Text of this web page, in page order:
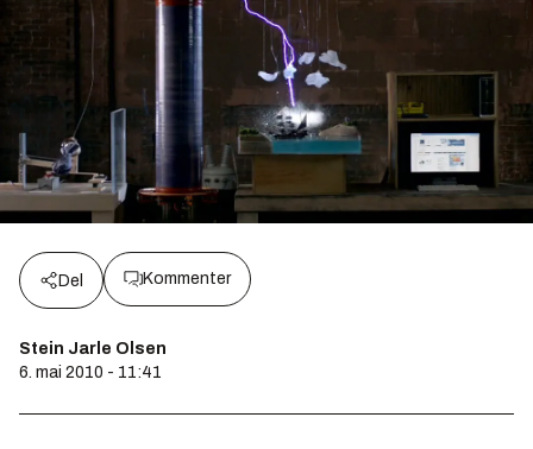
Del Kommenter
Stein Jarle Olsen
6. mai 2010 - 11:41